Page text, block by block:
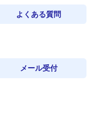
よくある質問
メール受付